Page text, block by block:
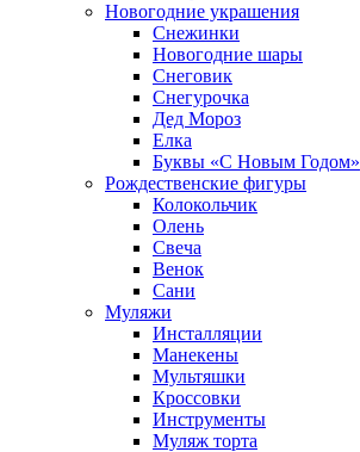
Новогодние украшения
Снежинки
Новогодние шары
Снеговик
Снегурочка
Дед Мороз
Елка
Буквы «С Новым Годом»
Рождественские фигуры
Колокольчик
Олень
Свеча
Венок
Сани
Муляжи
Инсталляции
Манекены
Мультяшки
Кроссовки
Инструменты
Муляж торта